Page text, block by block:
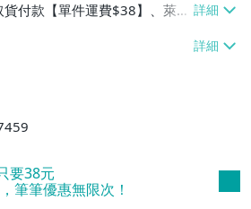
貨付款【單件運費$38】、萊爾
單件運費$60】、郵局掛號
要38元
筆筆優惠無限次！